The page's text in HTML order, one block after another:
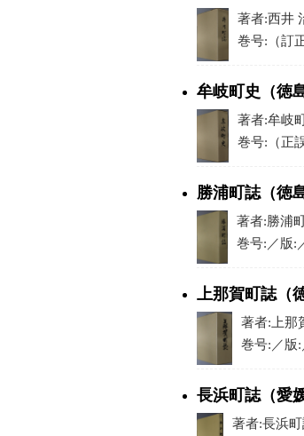
著者:西井
巻号:（訂
牟岐町史（徳
著者:牟岐
巻号:（正
勝浦町誌（徳
著者:勝浦
巻号:／版:
上那賀町誌（
著者:上那
巻号:／版
長浜町誌（愛
著者:長浜